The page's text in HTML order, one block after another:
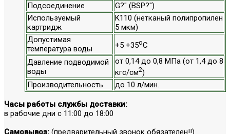
Подсоединение
G?" (BSP?")
Используемый
картридж
K110 (нетканый полипропилен
5 мкм)
Допустимая
температура воды
+5 +35оС
Давление подводимой
воды
от 0,14 до 0,8 МПа (от 1,4 до 8
кгс/см2)
Производительность
до 10 л/мин.
Часы работы службы доставки:
в рабочие дни с 11:00 до 18:00
Самовывоз: (предварительный звонок обязателен!!)